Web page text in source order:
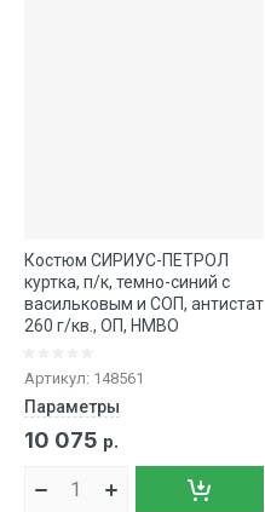
Костюм СИРИУС-ПЕТРОЛ
куртка, п/к, темно-синий с
васильковым и СОП, антистат
260 г/кв., ОП, НМВО
Артикул: 148561
Параметры
10 075 р.